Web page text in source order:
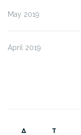
May 2019
April 2019
Δ Τ